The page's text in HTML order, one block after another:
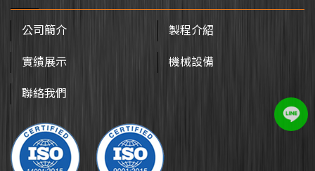
公司簡介 製程介紹
實績展示 機械設備
聯絡我們